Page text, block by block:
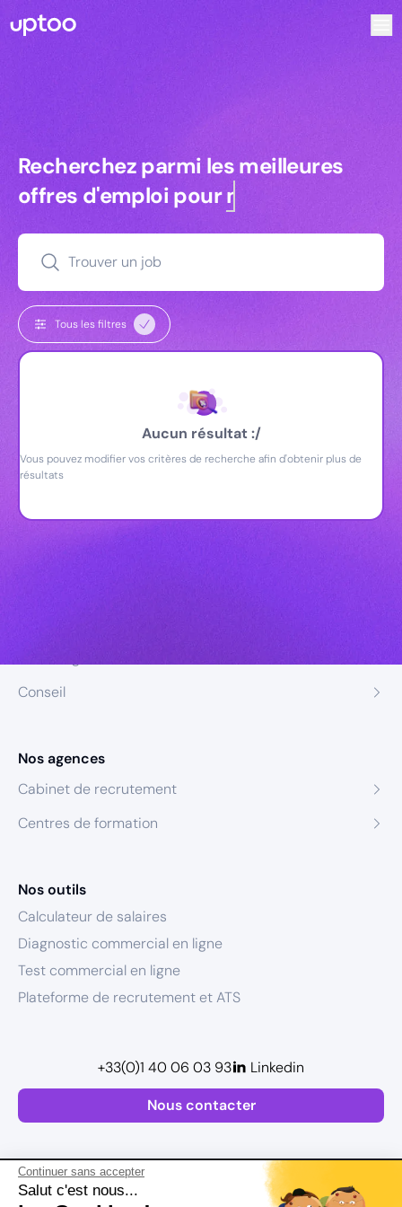
Continuer sans accepter
Salut c'est nous...
Recherchez parmi les meilleures
Recherchez parmi les meilleures
offres d'emploi pourmanagers
Trouver un job
Tous les filtres
Aucun résultat :/
Vous pouvez modifier vos critères de recherche afin d'obtenir plus de
résultats
Conseil
Nos agences
Cabinet de recrutement
Centres de formation
Nos outils
Calculateur de salaires
Diagnostic commercial en ligne
Test commercial en ligne
Plateforme de recrutement et ATS
Nous contacter
+33(0)1 40 06 03 93 Linkedin